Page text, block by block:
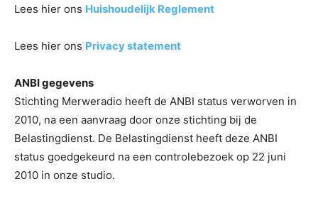
Lees hier ons Huishoudelijk Reglement
Lees hier ons Privacy statement
ANBI gegevens
Stichting Merweradio heeft de ANBI status verworven in
2010, na een aanvraag door onze stichting bij de
Belastingdienst. De Belastingdienst heeft deze ANBI
status goedgekeurd na een controlebezoek op 22 juni
2010 in onze studio.